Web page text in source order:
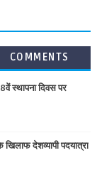
COMMENTS
स्थापना दिवस पर
खिलाफ देशव्यापी पदयात्रा